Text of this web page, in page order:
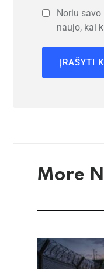
Noriu
naujo, kai
More